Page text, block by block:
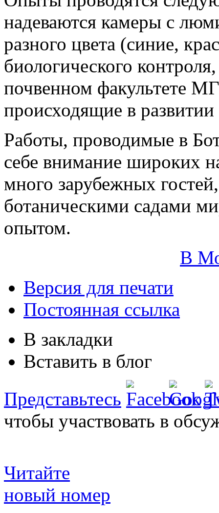
надеваются камеры с
разного цвета (синие,
биологического
почвенном факультете
происходящие в развитии
Работы, проводимые в
себе внимание широких
много зарубежных
ботаническими садами
опытом.
В
Версия для печати
Постоянная ссылка
В закладки
Вставить в блог
Представьтесь
чтобы участвовать в
Читайте
новый номер